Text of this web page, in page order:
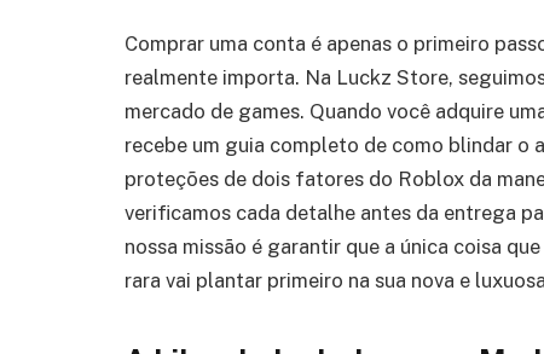
Comprar uma conta é apenas o primeiro
realmente importa. Na Luckz Store,
mercado de games. Quando você adquire
recebe um guia completo de como blindar o
proteções de dois fatores do Roblox da
verificamos cada detalhe antes da entrega
nossa missão é garantir que a única coisa
rara vai plantar primeiro na sua nova e